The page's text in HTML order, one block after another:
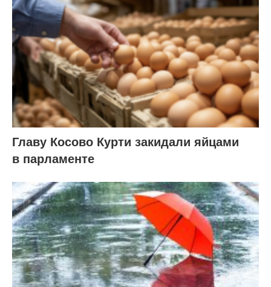
Главу Косово Курти закидали яйцами
в парламенте